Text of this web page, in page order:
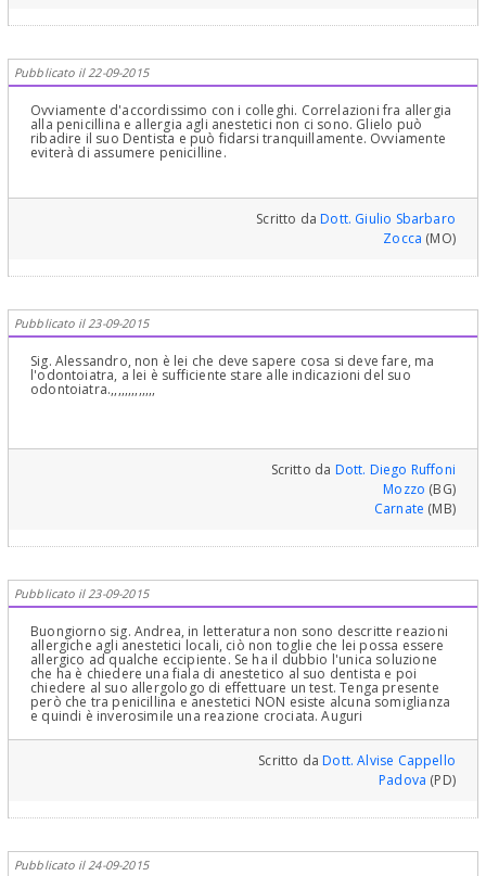
rx, esami ematochimici, ecc.) di norma vengono applicate (con le
sia farmacologiche (pre-trattamento) sia chirurgiche (tecniche di
intervento) per trattare al meglio il caso di specie. Con l'auspicio di
sentirLa presto 'libera' da "denti del giudizio che creano
problemi"!
Pubblicato il 22-09-2015
Ovviamente d'accordissimo con i colleghi. Correlazioni fra allergia
alla penicillina e allergia agli anestetici non ci sono. Glielo può
ribadire il suo Dentista e può fidarsi tranquillamente. Ovviamente
eviterà di assumere penicilline.
Scritto daDott. Giulio Sbarbaro
Zocca (MO)
Pubblicato il 23-09-2015
Sig. Alessandro, non è lei che deve sapere cosa si deve fare, ma
l'odontoiatra, a lei è sufficiente stare alle indicazioni del suo
odontoiatra.,,,,,,,,,,,,,
Scritto da Dott. Diego Ruffoni
Mozzo (BG)
Carnate (MB)
Pubblicato il 23-09-2015
Buongiorno sig. Andrea, in letteratura non sono descritte reazioni
allergiche agli anestetici locali, ciò non toglie che lei possa essere
allergico ad qualche eccipiente. Se ha il dubbio l'unica soluzione
che ha è chiedere una fiala di anestetico al suo dentista e poi
chiedere al suo allergologo di effettuare un test. Tenga presente
però che tra penicillina e anestetici NON esiste alcuna somiglianza
e quindi è inverosimile una reazione crociata. Auguri
Scritto daDott. Alvise Cappello
Padova (PD)
Pubblicato il 24-09-2015